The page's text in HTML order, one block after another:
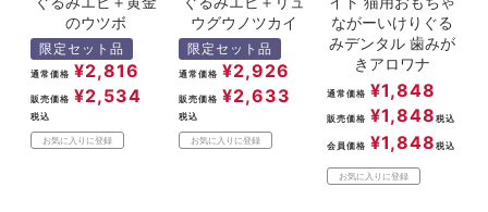
のウツボ
限定セット品
通常価格 ¥2,816
販売価格 ¥2,534
税込
お気に入りに登録
ウグウノツカイ
限定セット品
通常価格 ¥2,926
販売価格 ¥2,633
税込
お気に入りに登録
ながーいけりぐる
みデンタル 歯みが
きアロワナ
通常価格 ¥1,848
販売価格 ¥1,848 税込
会員価格 ¥1,848 税込
お気に入りに登録